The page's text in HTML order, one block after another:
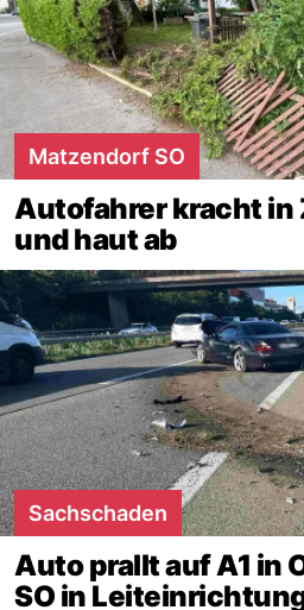
Matzendorf SO
Autofahrer kracht in
und haut ab
Sachschaden
Auto prallt auf A1 in
SO in